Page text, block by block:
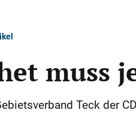
muss
Teck der